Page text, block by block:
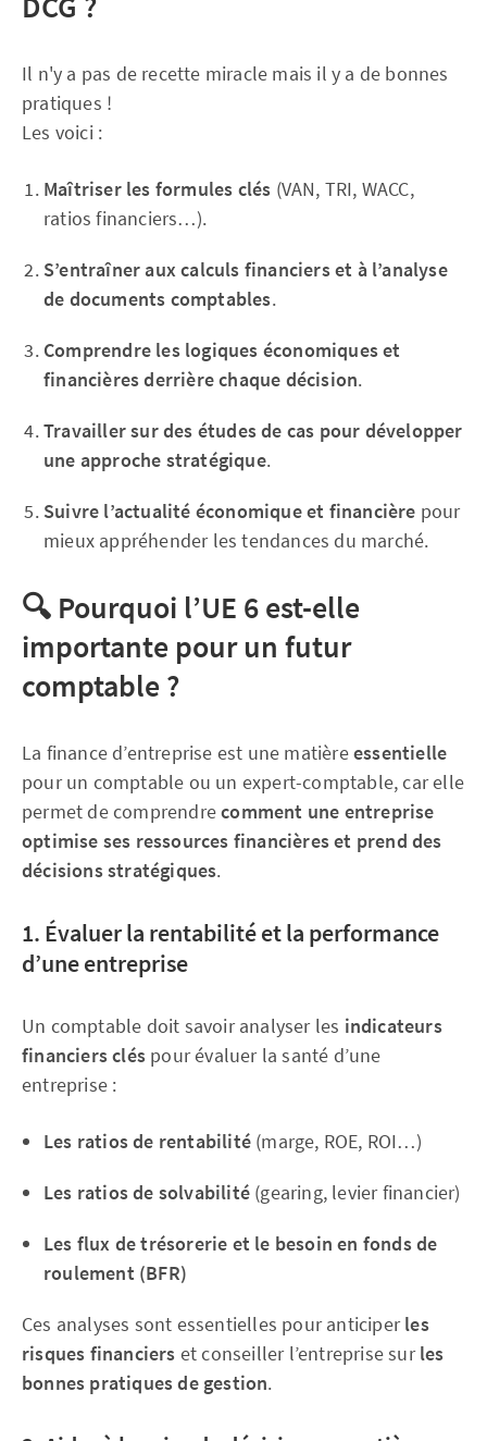
Il n'y a pas de recette miracle mais il y a de bonnes
pratiques !
Les voici :
Maîtriser les formules clés (VAN, TRI, WACC,
ratios financiers…).
S’entraîner aux calculs financiers et à l’analyse
de documents comptables.
Comprendre les logiques économiques et
financières derrière chaque décision.
Travailler sur des études de cas pour développer
une approche stratégique.
Suivre l’actualité économique et financière pour
mieux appréhender les tendances du marché.
🔍 Pourquoi l’UE 6 est-elle
importante pour un futur
comptable ?
La finance d’entreprise est une matièreessentielle
pour un comptable ou un expert-comptable, car elle
permet de comprendrecomment une entreprise
optimise ses ressources financières et prend des
décisions stratégiques.
1. Évaluer la rentabilité et la performance
d’une entreprise
Un comptable doit savoir analyser les indicateurs
financiers clés pour évaluer la santé d’une
entreprise :
Les ratios de rentabilité (marge, ROE, ROI…)
Les ratios de solvabilité (gearing, levier financier)
Les flux de trésorerie et le besoin en fonds de
roulement (BFR)
Ces analyses sont essentielles pour anticiperles
risques financiers et conseiller l’entreprise surles
bonnes pratiques de gestion.